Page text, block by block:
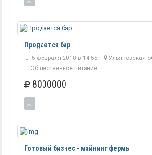
Продается бар
5 февраля 2018 в 14:55 - Ульяновская
Общественное питание
8000000
Готовый бизнес - майнинг фермы